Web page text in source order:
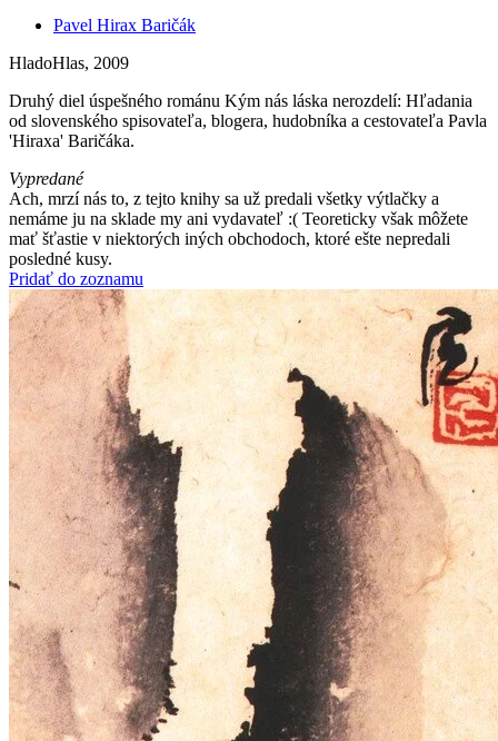
Pavel Hirax Baričák
HladoHlas, 2009
Druhý diel úspešného románu Kým nás láska nerozdelí: Hľadania
od slovenského spisovateľa, blogera, hudobníka a cestovateľa Pavla
'Hiraxa' Baričáka.
Vypredané
Ach, mrzí nás to, z tejto knihy sa už predali všetky výtlačky a
nemáme ju na sklade my ani vydavateľ :( Teoreticky však môžete
mať šťastie v niektorých iných obchodoch, ktoré ešte nepredali
posledné kusy.
Pridať do zoznamu